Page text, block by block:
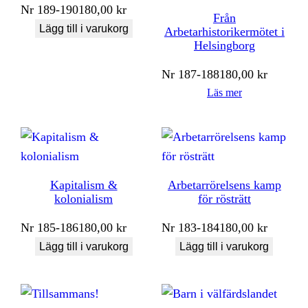
Nr 189-190180,00kr
Lägg till i varukorg
Från
Arbetarhistorikermötet i
Helsingborg
Nr 187-188180,00kr
Läs mer
Kapitalism &
kolonialism
Nr 185-186180,00kr
Lägg till i varukorg
Arbetarrörelsens kamp
för rösträtt
Nr 183-184180,00kr
Lägg till i varukorg